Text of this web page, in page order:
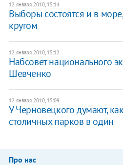
12 января 2010, 15:14
Выборы состоятся и в
кругом
12 января 2010, 15:12
Набсовет национального
Шевченко
12 января 2010, 15:09
У Черновецкого думают,
столичных парков в один
Про нас